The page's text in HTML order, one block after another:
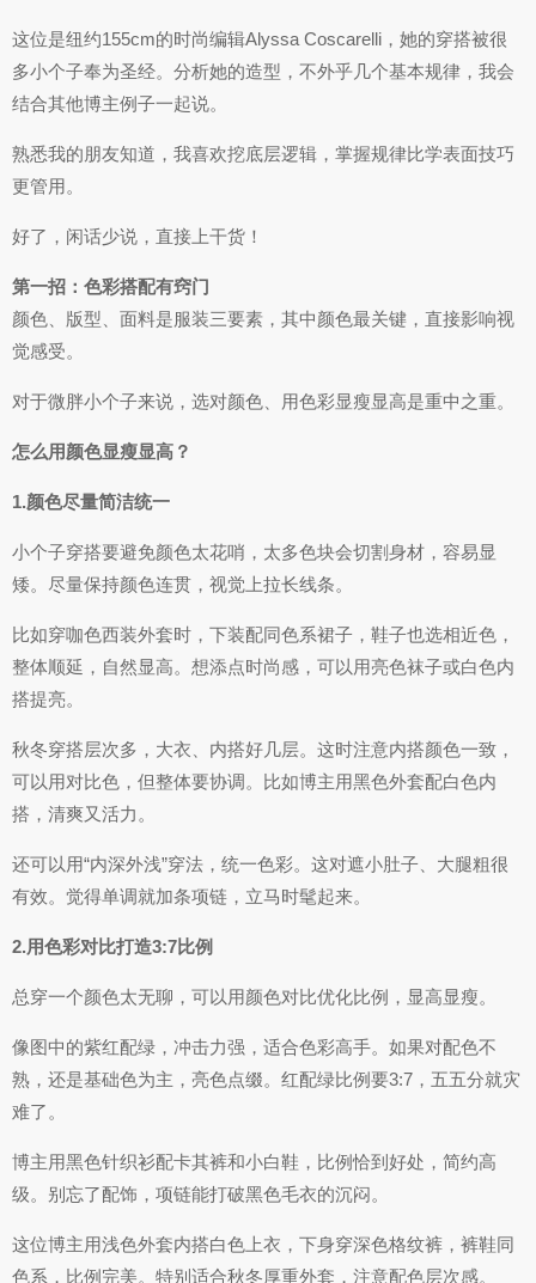
这位是纽约155cm的时尚编辑Alyssa Coscarelli，她的穿搭被很
多小个子奉为圣经。分析她的造型，不外乎几个基本规律，我会
结合其他博主例子一起说。
熟悉我的朋友知道，我喜欢挖底层逻辑，掌握规律比学表面技巧
更管用。
好了，闲话少说，直接上干货！
第一招：色彩搭配有窍门
颜色、版型、面料是服装三要素，其中颜色最关键，直接影响视
觉感受。
对于微胖小个子来说，选对颜色、用色彩显瘦显高是重中之重。
怎么用颜色显瘦显高？
1.颜色尽量简洁统一
小个子穿搭要避免颜色太花哨，太多色块会切割身材，容易显
矮。尽量保持颜色连贯，视觉上拉长线条。
比如穿咖色西装外套时，下装配同色系裙子，鞋子也选相近色，
整体顺延，自然显高。想添点时尚感，可以用亮色袜子或白色内
搭提亮。
秋冬穿搭层次多，大衣、内搭好几层。这时注意内搭颜色一致，
可以用对比色，但整体要协调。比如博主用黑色外套配白色内
搭，清爽又活力。
还可以用“内深外浅”穿法，统一色彩。这对遮小肚子、大腿粗很
有效。觉得单调就加条项链，立马时髦起来。
2.用色彩对比打造3:7比例
总穿一个颜色太无聊，可以用颜色对比优化比例，显高显瘦。
像图中的紫红配绿，冲击力强，适合色彩高手。如果对配色不
熟，还是基础色为主，亮色点缀。红配绿比例要3:7，五五分就灾
难了。
博主用黑色针织衫配卡其裤和小白鞋，比例恰到好处，简约高
级。别忘了配饰，项链能打破黑色毛衣的沉闷。
这位博主用浅色外套内搭白色上衣，下身穿深色格纹裤，裤鞋同
色系，比例完美。特别适合秋冬厚重外套，注意配色层次感。